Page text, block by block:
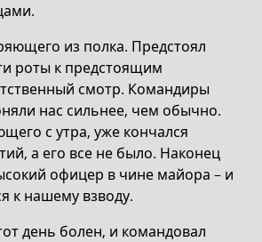
из полка. Предстоял
роты к предстоящим
смотр. Командиры
нас сильнее, чем обычно.
с утра, уже кончался
а его все не было. Наконец
офицер в чине майора – и
к нашему взводу.
день болен, и командовал